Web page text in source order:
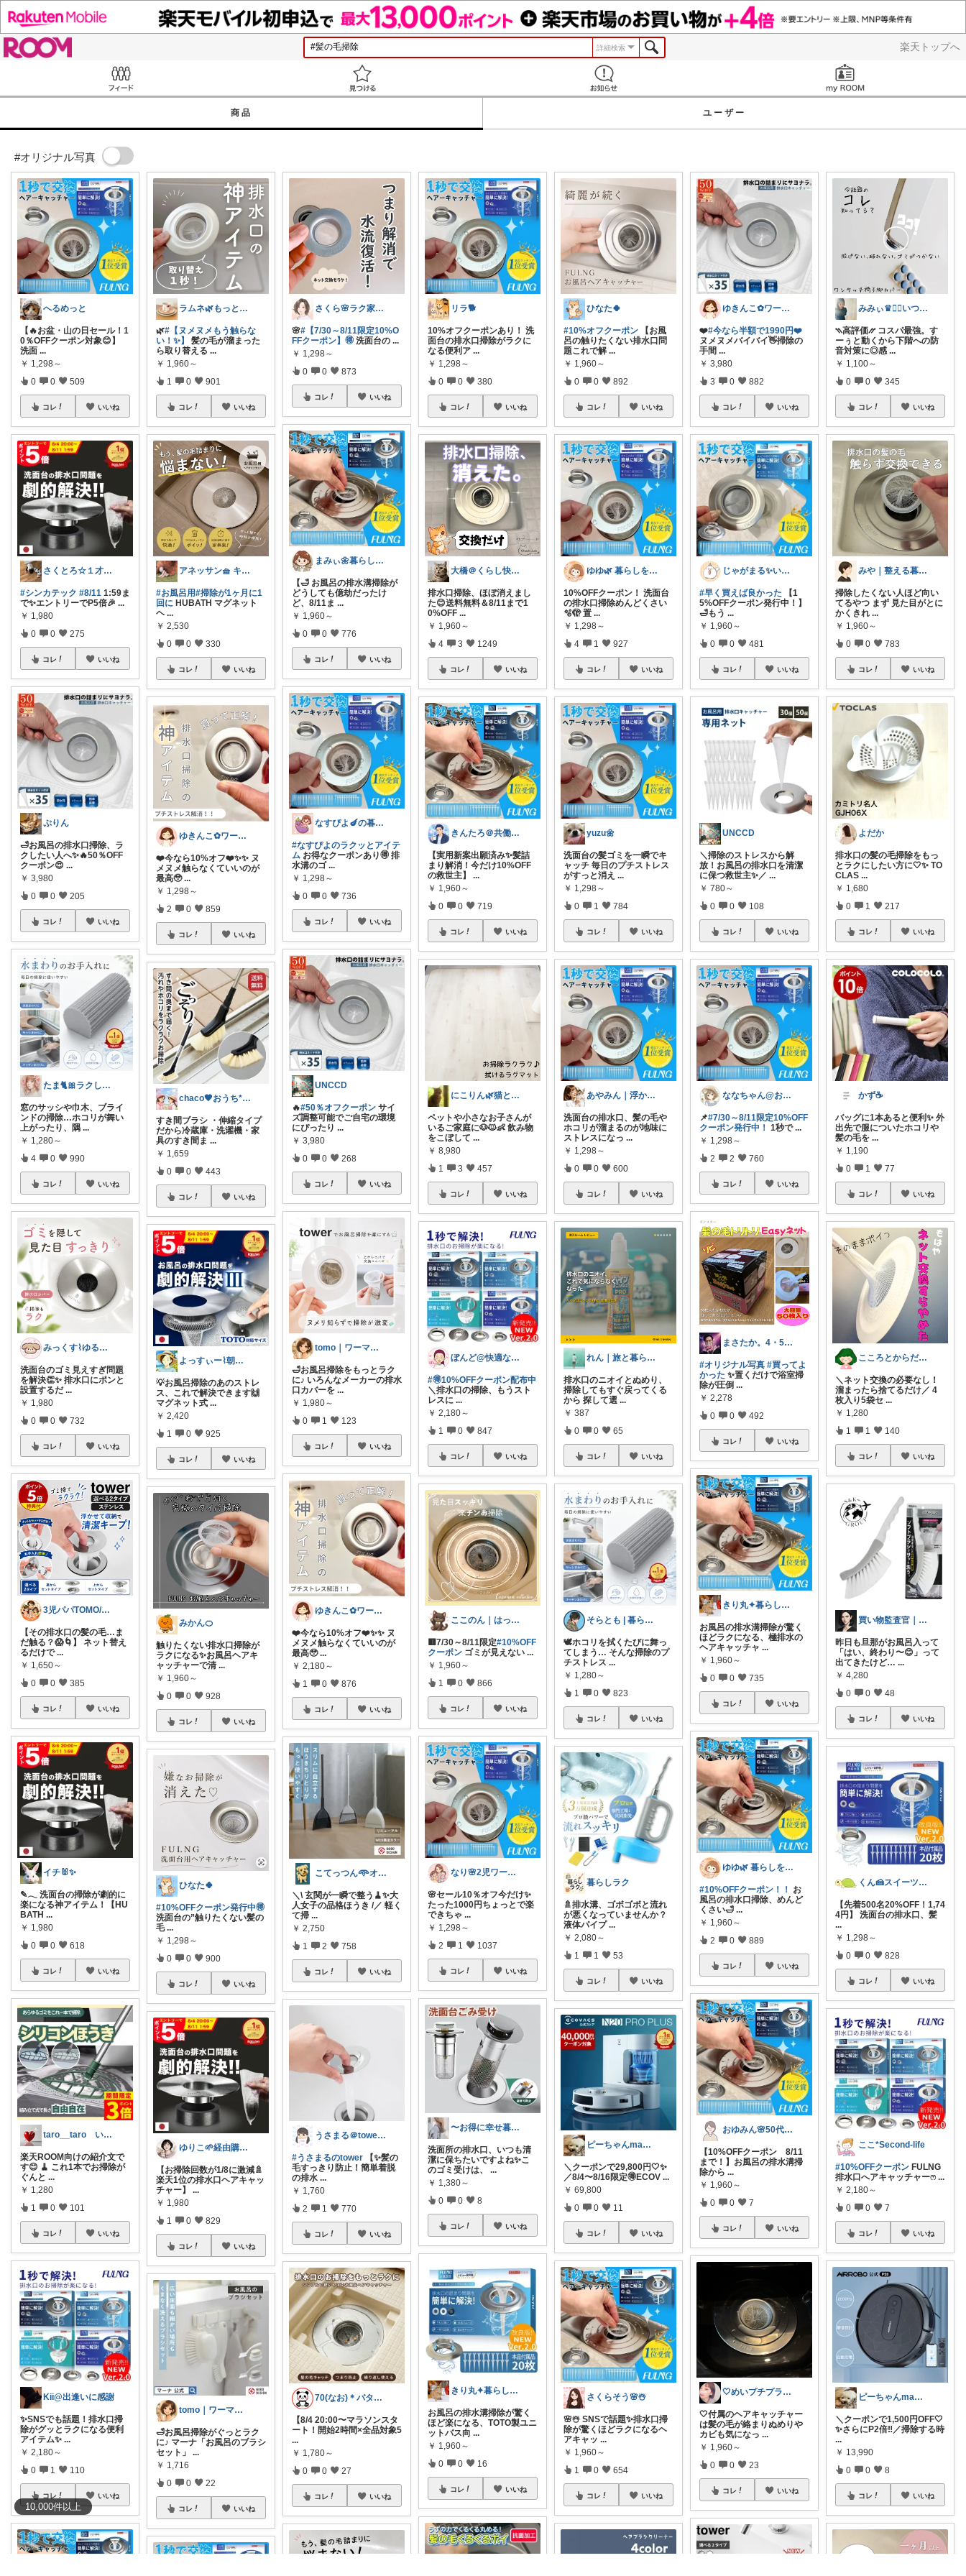
楽天トップへ
詳細検索
商品 ユーザー
#オリジナル写真
10,000件以上
へるめっと
【🔥お盆・山の日セール！1
0％OFFクーポン対象😊】
洗面 ...
￥ 1,298～
0 0 509
コレ いいね
さくとろ☆１才児ぱぱ
#シンカテック #8/11 1:59ま
で✨エントリーでP5倍🎉 ...
￥ 1,980
0 0 275
コレ いいね
ぷりん
🛁お風呂の排水口掃除、ラ
クしたい人へ✨🔥50％OFF
クーポン😍 ...
￥ 3,980
0 0 205
コレ いいね
たま🐈🎀ラクして可愛い神コスパ品
窓のサッシや巾木、ブライ
ンドの掃除…ホコリが舞い
上がったり、隅 ...
￥ 1,280～
4 0 990
コレ いいね
みっくす⌇ゆる暮らし𓂃𖠿
洗面台のゴミ見えすぎ問題
を解決👏✨️ 排水口にポンと
設置するだ ...
￥ 1,980
0 0 732
コレ いいね
3児パパTOMO/暮らしが整う
【その排水口の髪の毛…ま
だ触る？😱🌀】 ネット替え
るだけで ...
￥ 1,650～
0 0 385
コレ いいね
イチ🐰✨
✎𓂃 洗面台の掃除が劇的に
楽になる神アイテム！【HU
BATH ...
￥ 1,980
0 0 618
コレ いいね
taro__taro いらっしゃませ🎶
楽天ROOM向けの紹介文で
す😊 🧹 これ1本でお掃除が
ぐんと ...
￥ 1,280
1 0 101
コレ いいね
Kii@出逢いに感謝
✨SNSでも話題！排水口掃
除がグッとラクになる便利
アイテム✨ ...
￥ 2,180～
0 1 110
コレ いいね
ラムネ🌿もっと快適な暮らし 𖠿
🌿#【ヌメヌメもう触らな
い！✨】
髪の毛が溜まった
ら取り替える ...
￥ 1,960～
1 0 901
コレ いいね
アネッサン🧺 キッチンと暮らしの実用品
#お風呂用#掃除が1ヶ月に1
回に HUBATH マグネット
ヘ ...
￥ 2,530
0 0 330
コレ いいね
ゆきんこ✿ワーママ時短アイテム✿
❤️今なら10%オフ❤️✨✨ ヌ
メヌメ触らなくていいのが
最高🥹 ...
￥ 1,298～
2 0 859
コレ いいね
chaco🖤おうち*子育て*ママグッズ
すき間ブラシ ・伸縮タイプ
だから冷蔵庫・洗濯機・家
具のすき間ま ...
￥ 1,659
0 0 443
コレ いいね
よっすぃー⌇朝コレ☀楽しい暮らし😇
💡お風呂掃除のあのストレ
ス、これで解決できます🙌
マグネット式 ...
￥ 2,420
1 0 925
コレ いいね
みかん🍊
触りたくない排水口掃除が
ラクになる✨お風呂ヘアキ
ャッチャーで清 ...
￥ 1,960～
0 0 928
コレ いいね
ひなた🍀
#10%OFFクーポン発行中🉐
洗面台の”触りたくない髪の
毛 ...
￥ 1,298～
0 0 900
コレ いいね
ゆりこ🌱経由購入ありがとうございます
【お掃除回数が1/8に激減🚿
楽天1位の排水口ヘアキャッ
チャー】
...
￥ 1,980
1 0 829
コレ いいね
tomo｜ワーママの快適な暮らし🌿
🛁お風呂掃除がぐっとラク
に♪ マーナ「お風呂のブラシ
セット」
...
￥ 1,716
0 0 22
コレ いいね
さくら🌸ラク家事&便利な生活雑貨🏠️
🌸#【7/30～8/11限定10%O
FFクーポン】🉐 洗面台の ...
￥ 1,298～
0 0 873
コレ いいね
まみぃ🌼暮らしの便利グッズ｜毎日朝コレ
【🛁 お風呂の排水溝掃除が
どうしても億劫だったけ
ど、8/11ま ...
￥ 1,960～
0 0 776
コレ いいね
なすぴよ🍆の暮らしラクッとROOM⭐️
#なすぴよのラクッとアイテ
ム お得なクーポンあり🉐 排
水溝のゴ ...
￥ 1,298～
0 0 736
コレ いいね
UNCCD
🔥#50％オフクーポン サイ
ズ調整可能でご自宅の環境
にぴったり ...
￥ 3,980
0 0 268
コレ いいね
tomo｜ワーママの快適な暮らし🌿
🛁お風呂掃除をもっとラク
に♪ いろんなメーカーの排水
口カバーを ...
￥ 1,980～
0 1 123
コレ いいね
ゆきんこ✿ワーママ時短アイテム✿
❤️今なら10%オフ❤️✨✨ ヌ
メヌメ触らなくていいのが
最高🥹 ...
￥ 2,180～
1 0 876
コレ いいね
こてっつん𖥸オイシイとカワイイはセイギ
＼\ 玄関が一瞬で整う🧹✨大
人女子の品格ほうき /／ 軽く
て掃 ...
￥ 2,750
1 2 758
コレ いいね
うさまる＠tower愛好家
#うさまるのtower 【✨髪の
毛すっきり防止！簡単着脱
の排水 ...
￥ 1,760
2 1 770
コレ いいね
70(なお)＊バタバタな毎日をご機嫌に♡
【8/4 20:00〜マラソンスタ
ート！開始2時間×全品対象5
...
￥ 1,780～
0 0 27
コレ いいね
リラ🐕
10%オフクーポンあり！ 洗
面台の排水口掃除がラクに
なる便利ア ...
￥ 1,298～
0 0 380
コレ いいね
大橋＠くらし快適LAB🌿
排水口掃除、ほぼ消えまし
た😊送料無料＆8/11まで1
0%OFF ...
￥ 1,960～
4 3 1249
コレ いいね
きんたろ＠共働き夫婦の快適な日常
【実用新案出願済み✨髪詰
まり解消！今だけ10%OFF
の救世主】
...
￥ 1,960～
0 0 719
コレ いいね
にこりん🌿猫と暮らす主婦のROOM😹
ペットや小さなお子さんが
いるご家庭に🐶🐱👶 飲み物
をこぼして ...
￥ 8,980
1 3 457
コレ いいね
ぼんど@快適な暮らし
#🉐10%OFFクーポン配布中
＼排水口の掃除、もうスト
レスに ...
￥ 2,180～
1 0 847
コレ いいね
ここのん｜はっぴいライフ💓
🟥7/30～8/11限定#10%OFF
クーポン ゴミが見えない ...
￥ 1,960～
1 0 866
コレ いいね
なり🌸2児ワーママの楽しい暮らし
🌸セール10％オフ今だけ✨
たった1000円ちょっとで楽
できちゃ ...
￥ 1,298～
2 1 1037
コレ いいね
〜お得に幸せ暮らし〜
洗面所の排水口、いつも清
潔に保ちたいですよね✨こ
のゴミ受けは、
...
￥ 1,380～
0 0 8
コレ いいね
きり丸✦暮らしが整う日用雑貨セレクト🐇
お風呂の排水溝掃除が驚く
ほど楽になる、TOTO製ユニ
ットバス向 ...
￥ 1,960～
0 0 16
コレ いいね
ひなた🍀
#10%オフクーポン 【お風
呂の触りたくない排水口問
題これで解 ...
￥ 1,960～
0 0 892
コレ いいね
ゆゆ🌿 暮らしを整えたい🫖
10%OFFクーポン！ 洗面台
の排水口掃除めんどくさい
🫧🫣 置 ...
￥ 1,298～
4 1 927
コレ いいね
yuzu🌼
洗面台の髪ゴミを一瞬でキ
ャッチ 毎日のプチストレス
がすっと消え ...
￥ 1,298～
0 1 784
コレ いいね
あやみん｜浮かせる収納と快適生活
洗面台の排水口、髪の毛や
ホコリが溜まるのが地味に
ストレスになっ ...
￥ 1,298～
0 0 600
コレ いいね
れん｜旅と暮らしの愛用品
排水口のニオイとぬめり、
掃除してもすぐ戻ってくる
から 探して選 ...
￥ 387
0 0 65
コレ いいね
そらとも | 暮らしItem🕊️朝コレ
🕊️ホコリを拭くたびに舞っ
てしまう… そんな掃除のプ
チストレス ...
￥ 1,280～
1 0 823
コレ いいね
暮らしラク
🚿排水溝、ゴボゴボと流れ
が悪くなっていませんか？
液体パイプ ...
￥ 2,080～
1 1 53
コレ いいね
ピーちゃんmama🐩🎶感謝💎🙏
＼クーポンで29,800円🤍✨
／8/4〜8/16限定🉐ECOV ...
￥ 69,800
0 0 11
コレ いいね
さくらそう‪🌸☃️
🌸☃️ SNSで話題✨排水口掃
除が驚くほどラクになるヘ
アキャッ ...
￥ 1,960～
1 0 654
コレ いいね
ゆきんこ✿ワーママ時短アイテム✿
❤️#今なら半額で1990円❤️
ヌメヌメバイバイ👋掃除の
手間 ...
￥ 3,980
3 0 882
コレ いいね
じゃがまる✨いつもありがとうございます
#早く買えば良かった 【1
5%OFFクーポン発行中！】
🛁もう ...
￥ 1,960～
0 0 481
コレ いいね
UNCCD
＼掃除のストレスから解
放！お風呂の排水口を清潔
に保つ救世主✨／ ...
￥ 780～
0 0 108
コレ いいね
ななちゃん@お気に入りを毎日朝コレ☀️
📌#7/30～8/11限定10%OFF
クーポン発行中！ 1秒で ...
￥ 1,298～
2 2 760
コレ いいね
まさたか。4・5日の経由購入感謝🙏
#オリジナル写真 #買ってよ
かった ✨置くだけで浴室掃
除が圧倒 ...
￥ 2,278
0 0 492
コレ いいね
きり丸✦暮らしが整う日用雑貨セレクト🐇
お風呂の排水溝掃除が驚く
ほどラクになる、極排水の
ヘアキャッチャ ...
￥ 1,960～
0 0 735
コレ いいね
ゆゆ🌿 暮らしを整えたい🫖
#10%OFFクーポン！！
お
風呂の排水口掃除、めんど
くさい🛁 ...
￥ 1,960～
2 0 889
コレ いいね
おゆみん🌸50代からの快適暮らし
【10%OFFクーポン 8/11
まで！】お風呂の排水溝掃
除から ...
￥ 1,960～
0 0 7
コレ いいね
🤍めいプチプラROOM🤍
🤍付属のヘアキャッチャー
は髪の毛が絡まりぬめりや
カビも気になっ ...
￥ 1,960～
0 0 23
コレ いいね
みみぃ♛👯‍♀️いつもありがとう🎪
⳹高評価⳼ コスパ最強。す
ーぅと動くから下階への防
音対策に◎感 ...
￥ 1,100～
0 0 345
コレ いいね
みや｜整える暮らし
掃除したくない人ほど向い
てるやつ まず 見た目がとに
かくきれ ...
￥ 1,960～
0 0 783
コレ いいね
よだか
排水口の髪の毛掃除をもっ
とラクにしたい方に🤍✨ TO
CLAS ...
￥ 1,680
0 1 217
コレ いいね
かず☕️
バッグに1本あると便利✨ 外
出先で服についたホコリや
髪の毛を ...
￥ 1,190
0 1 77
コレ いいね
こころとからだの余裕お手伝いROOM🍀
＼ネット交換の必要なし！
溜まったら捨てるだけ／ 4
枚入り5袋セ ...
￥ 1,280
1 1 140
コレ いいね
買い物監査官｜損する商品、排除します
昨日も旦那がお風呂入って
「はい、終わり〜😊」って
出てきたけど… ...
￥ 4,280
0 0 48
コレ いいね
くん🍰スイーツ＆暮らし
【先着500名20%OFF！1,74
4円】 洗面台の排水口、髪
...
￥ 1,298～
0 0 828
コレ いいね
ここ*Second-life
#10%OFFクーポン FULNG
排水口へアキャッチャーෆ...
￥ 2,180～
0 0 7
コレ いいね
ピーちゃんmama🐩🎶感謝💎🙏
＼クーポンで1,500円OFF🤍
✨さらにP2倍‼️／掃除する時
...
￥ 13,990
0 0 8
コレ いいね